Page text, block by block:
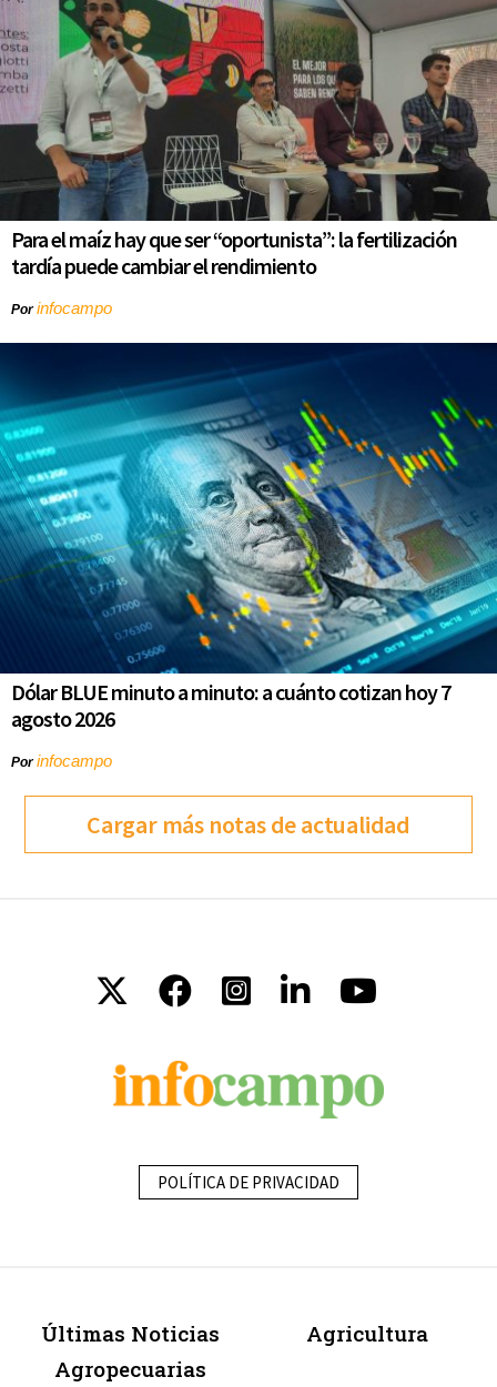
Para el maíz hay que ser “oportunista”: la fertilización
tardía puede cambiar el rendimiento
Porinfocampo
Dólar BLUE minuto a minuto: a cuánto cotizan hoy 7
agosto 2026
Porinfocampo
Cargar más notas de actualidad
POLÍTICA DE PRIVACIDAD
Últimas Noticias
Agropecuarias
Agricultura